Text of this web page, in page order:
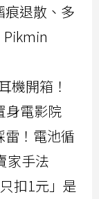
痕退散、多
Pikmin
機開箱！
身電影院
雷！電池循
家手法
扣1元」是